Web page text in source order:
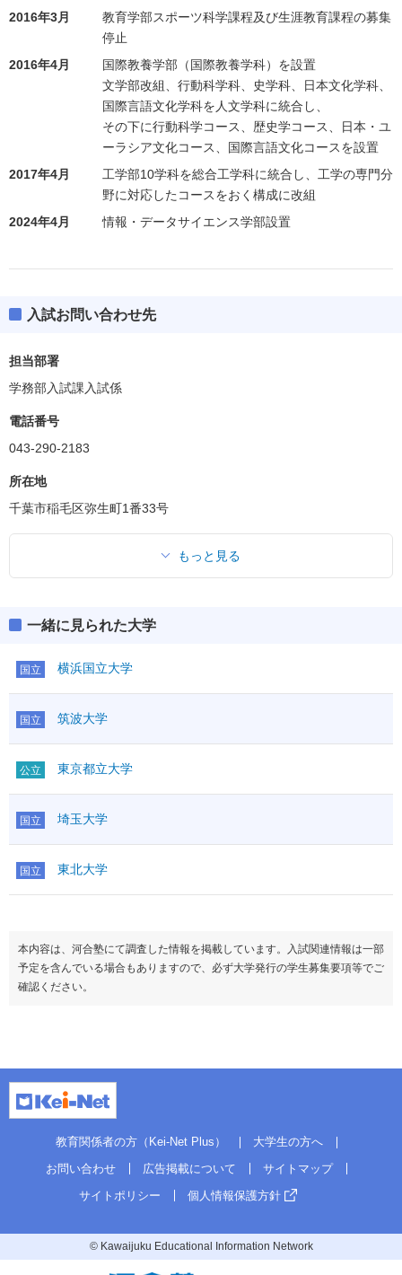
2016年3月
教育学部スポーツ科学課程及び生涯教育課程の募集
停止
2016年4月
国際教養学部（国際教養学科）を設置
文学部改組、行動科学科、史学科、日本文化学科、
国際言語文化学科を人文学科に統合し、
その下に行動科学コース、歴史学コース、日本・ユ
ーラシア文化コース、国際言語文化コースを設置
2017年4月
工学部10学科を総合工学科に統合し、工学の専門分
野に対応したコースをおく構成に改組
2024年4月
情報・データサイエンス学部設置
入試お問い合わせ先
担当部署
学務部入試課入試係
電話番号
043-290-2183
所在地
千葉市稲毛区弥生町1番33号
もっと見る
一緒に見られた大学
国立 横浜国立大学
国立 筑波大学
公立 東京都立大学
国立 埼玉大学
国立 東北大学
本内容は、河合塾にて調査した情報を掲載しています。入試関連情報は一部
予定を含んでいる場合もありますので、必ず大学発行の学生募集要項等でご
確認ください。
教育関係者の方（Kei-Net Plus）
大学生の方へ
お問い合わせ
広告掲載について
サイトマップ
サイトポリシー
個人情報保護方針
© Kawaijuku Educational Information Network